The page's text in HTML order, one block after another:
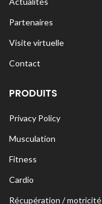
Partenaires
Visite virtuelle
Contact
PRODUITS
Privacy Policy
Musculation
Fitness
Cardio
Récupération / motricité